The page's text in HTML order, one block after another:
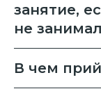
занятие,
не
В чем